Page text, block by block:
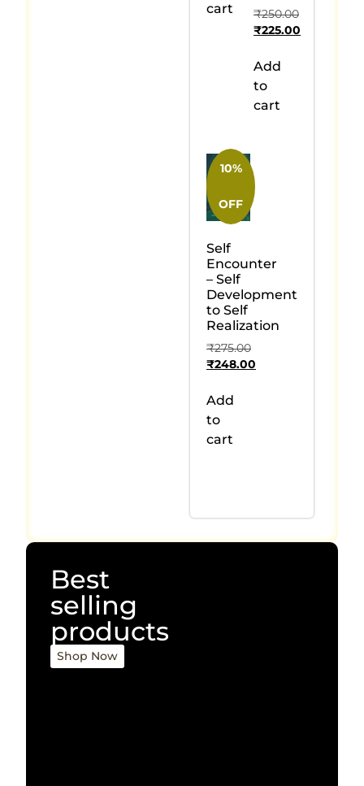
cart
₹250.00
₹225.00
Add
to
cart
10%
OFF
Self
Encounter
– Self
Development
to Self
Realization
₹275.00
₹248.00
Add
to
cart
Best
selling
products
Shop Now